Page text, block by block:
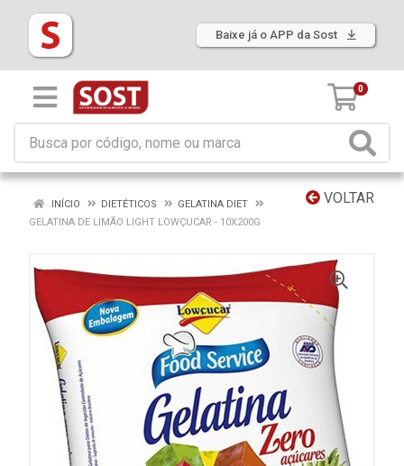
Baixe já o APP da Sost
0
VOLTAR
INÍCIO DIETÉTICOS
GELATINA DIET
GELATINA DE LIMÃO LIGHT LOWÇUCAR - 10X200G